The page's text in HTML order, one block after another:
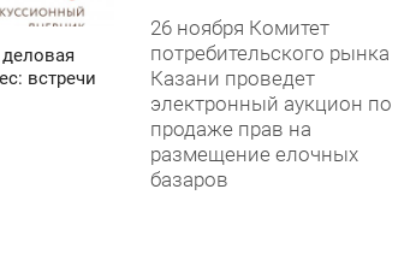
встречи
26 ноября Комитет
потребительского рынка
Казани проведет
электронный аукцион по
продаже прав на
размещение елочных
базаров